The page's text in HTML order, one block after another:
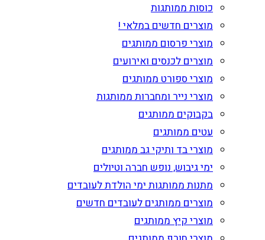
כוסות ממותגות
מוצרים חדשים במלאי !
מוצרי פרסום ממותגים
מוצרים לכנסים ואירועים
מוצרי ספורט ממותגים
מוצרי נייר ומחברות ממותגות
בקבוקים ממותגים
עטים ממותגים
מוצרי בד ותיקי גב ממותגים
ימי גיבוש, נופש חברה וטיולים
מתנות ממותגות ימי הולדת לעובדים
מוצרים ממותגים לעובדים חדשים
מוצרי קיץ ממותגים